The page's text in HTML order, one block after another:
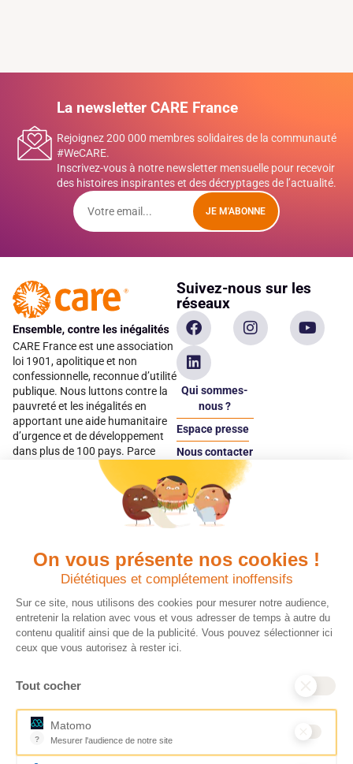
On vous présente nos cookies !
Diététiques et complétement inoffensifs
Sur ce site, nous utilisons des cookies pour mesurer notre audience,
entretenir la relation avec vous et vous adresser de temps à autre du
contenu qualitif ainsi que de la publicité. Vous pouvez sélectionner ici
ceux que vous autorisez à rester ici.
Tout cocher
?
Matomo
Mesurer l'audience de notre site
Outil analytique (alternative à Google Analytics) collectant des
La newsletter CARE France
Rejoignez 200 000 membres solidaires de la communauté
#WeCARE.
Inscrivez-vous à notre newsletter mensuelle pour recevoir
des histoires inspirantes et des décryptages de l’actualité.
JE M'ABONNE
CARE France est une association
loi 1901, apolitique et non
confessionnelle, reconnue d’utilité
publique. Nous luttons contre la
pauvreté et les inégalités en
apportant une aide humanitaire
d’urgence et de développement
dans plus de 100 pays. Parce
qu’elles sont les premières
victimes des inégalités, CARE met
les femmes et les filles au cœur
Suivez-nous sur les
réseaux
Qui sommes-
nous ?
Espace presse
Nous contacter
Espace
donateur
Quels avantages fiscaux ?
Chaque don effectué à une
association reconnue d’utilité
publique comme CARE, est
déductible jusqu’à 75 % de l’impôt
sur le revenu. Modalités de
déduction, déclaration des dons
ce qu’il faut savoir sur la
France pour exprimer votre
générosité et optimiser votre
fiscalité en toute confiance.
Donner en confiance
Vos dons sont
déductibles à 75 % de
vos impôts. Depuis
plus de 15 ans, CARE
France est une